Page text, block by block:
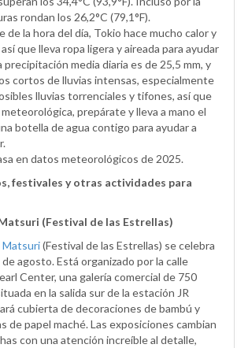
rondan los 26,2°C (79,1°F).
la hora del día, Tokio hace mucho calor y
que lleva ropa ligera y aireada para ayudar
precipitación media diaria es de 25,5 mm, y
cortos de lluvias intensas, especialmente
lluvias torrenciales y tifones, así que
prepárate y lleva a mano el
botella de agua contigo para ayudar a
en datos meteorológicos de 2025.
festivales y otras actividades para
(Festival de las Estrellas)
Matsuri(Festival de las Estrellas) se celebra
agosto. Está organizado por la calle
Center, una galería comercial de 750
en la salida sur de la estación JR
cubierta de decoraciones de bambú y
de papel maché. Las exposiciones cambian
con una atención increíble al detalle,